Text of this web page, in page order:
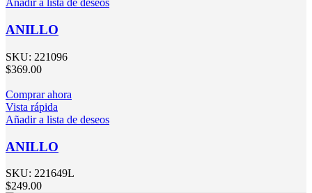
Añadir a lista de deseos
ANILLO
SKU: 221096
$369.00
Comprar ahora
Vista rápida
Añadir a lista de deseos
ANILLO
SKU: 221649L
$249.00